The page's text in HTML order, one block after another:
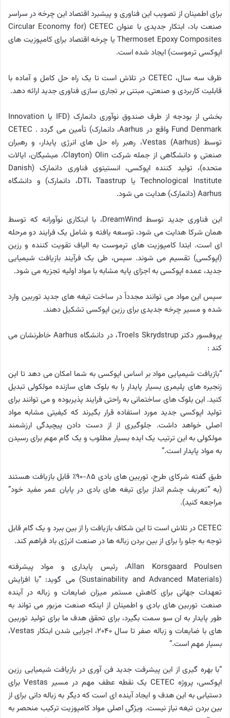
برای اطمینان از تصویب این فناوری و پیشبرد اقتصاد این چرخه در سراسر
صنعت باد، ابتکار جدیدی با عنوان CETEC (Circular Economy for
Thermoset Epoxy Composites یا چرخه اقتصاد برای کامپوزیت های
اپوکسی ترموست) ایجاد شده است.
ظرف سه سال، CETEC در تلاش است تا یک راه حل کامل و آماده با
قابلیت کاربردی و صنعتی، مبتنی بر تجاری سازی فناوری جدید ارائه دهد.
بخشی از بودجه از طرف صندوق نوآوری دانمارک (IFD یا Innovation
Fund Denmark واقع در Aarhus، دانمارک) تأمین می گردد . CETEC
توسط Vestas (Aarhus)، رهبر راه حل های انرژی پایدار، و رهبران
صنعتی و دانشگاهی از جمله شرکت Olin (Clayton، میشیگان، ایالات
متحده)، تولید کننده اپوکسی، انستیتوی فناوری دانمارک (Danish
Technological Institute یا DTI، Taastrup، دانمارک) و دانشگاه
Aarhus (دانمارک) هدایت می شود.
این فناوری جدید توسط DreamWind، با ابتکاری نوآورانه که توسط
همان شرکا هدایت می شود، توسعه یافته و شامل یک فرایند دو مرحله
ای است. ابتدا کامپوزیت های ترموست به الیاف تقویت کننده و رزین
(اپوکسی) تقسیم می شوند. سپس، طی یک فرآیند بازیافت شیمیایی
جدید، عمده اپوکسی به اجزای پایه مشابه با مواد اولیه تجزیه می شود.
سپس این مواد می توانند مجدداً در ساخت تیغه های جدید توربین وارد
شده و مسیر چرخه جدیدی برای رزین اپوکسی تشکیل دهند.
پروفسور دکتر Troels Skrydstrup، در دانشگاه Aarhus خاطرنشان می
کند :
“بازیافت شیمیایی مواد بر اساس اپوکسی به شما امکان می دهد تا این
زنجیره های پلیمری بسیار پایدار را به بلوک های سازنده مولکولی تبدیل
کنید. این بلوک های ساختمانی به راحتی فرایند پذیربوده و می توانند برای
تولید اپوکسی جدید مورد استفاده قرار بگیرند که کیفیتی مشابه مواد
اصلی خواهد داشت. جلوگیری از از دست دادن پیچیدگی ارزشمند
مولکولی به این ترتیب یک ایده بسیار مطلوب و یک گام مهم برای رسیدن
به مواد پایدار است.”
طبق گفته شرکای طرح، توربین های بادی 85-90٪ قابل بازیافت هستند
(به “تعریف چشم انداز برای تیغه های بادی در پایان عمر مفید خود”
مراجعه کنید).
CETEC در تلاش است تا این شکاف بازیافت را از بین ببرد و یک گام قابل
توجه به جلو را برای از بین بردن زباله ها در صنعت انرژی باد فراهم کند.
Allan Korsgaard Poulsen، رئیس پایداری و مواد پیشرفته
(Sustainability and Advanced Materials) می گوید: “با افزایش
تعهدات جهانی برای کاهش مستمر میزان ضایعات و زباله در آینده
صنعت توربین های بادی و اطمینان از اینکه صنعت مزبور می تواند به
طور پایدار به ان سو سمت بگیرد، برای تحقق هدف ما برای تولید توربین
های با ضایعات و زباله صفر تا سال 2040، اجرایی شدن ابتکار Vestas،
بسیار مهم است.”
“با بهره گیری از این پیشرفت جدید فن آوری در بازیافت شیمیایی رزین
اپوکسی، پروژه CETEC یک نقطه عطف مهم در مسیر Vestas برای
دستیابی به این هدف و ایجاد آینده ای است که دیگر به زباله دانی برای از
بین بردن تیغه نیاز نیست. ویژگی اصلی مواد کامپوزیت ترکیب منحصر به